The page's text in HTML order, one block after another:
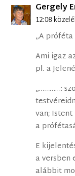
Gergely
12:08
„A
Ami igaz
pl. a
„…………:
van;
a
E
a versben
alábbit